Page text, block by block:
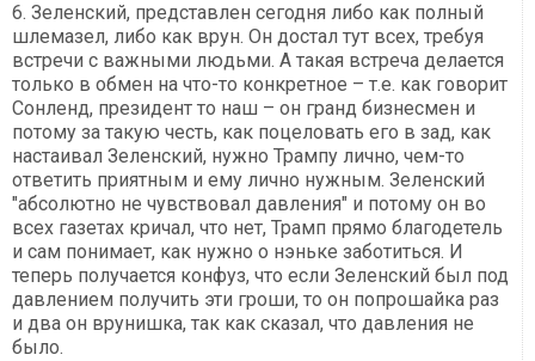
6. Зеленский, представлен сегодня либо как полный
шлемазел, либо как врун. Oн достал тут всех, требуя
встречи с важными людьми. А такая встреча делается
только в обмен на что-то конкретное – т.е. как говорит
Сонленд, президент то наш – он гранд бизнесмен и
потому за такую честь, как поцеловать его в зад, как
настаивал Зеленский, нужно Трампу лично, чем-то
ответить приятным и ему лично нужным. Зеленский
"абсолютно не чувствовал давления" и потому он во
всех газетах кричал, что нет, Трамп прямо благодетель
и сам понимает, как нужно о нэньке заботиться. И
теперь получается конфуз, что если Зеленский был под
давлением получить эти гроши, то он попрошайка раз
и два он врунишка, так как сказал, что давления не
было.